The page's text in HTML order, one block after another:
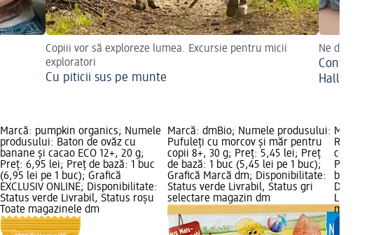
Copiii vor să exploreze lumea. Excursie pentru micii
exploratori
Cu piticii sus pe munte
Ne dați sau nu
Halloween
Marcă: pumpkin organics; Numele
produsului: Baton de ovăz cu
banane și cacao ECO 12+, 20 g;
Preț: 6,95 lei; Preț de bază: 1 buc
(6,95 lei pe 1 buc); Grafică
EXCLUSIV ONLINE; Disponibilitate:
Status verde Livrabil, Status roșu
Toate magazinele dm
Marcă: dmBio; Numele produsului:
Pufuleți cu morcov și măr pentru
copii 8+, 30 g; Preț: 5,45 lei; Preț
de bază: 1 buc (5,45 lei pe 1 buc);
Grafică Marcă dm; Disponibilitate:
Status verde Livrabil, Status gri
selectare magazin dm
Marcă:
Rondele
copii 8+
Preț de
buc);
Livrabil,
magazin